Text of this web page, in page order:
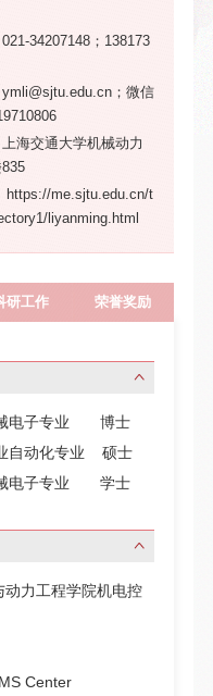
34207148；138173
；微信
海交通大学机械动力
https://me.sjtu.edu.cn/t
liyanming.html
研工作 荣誉奖励
电子专业 博士
自动化专业 硕士
电子专业 学士
力工程学院机电控
Center